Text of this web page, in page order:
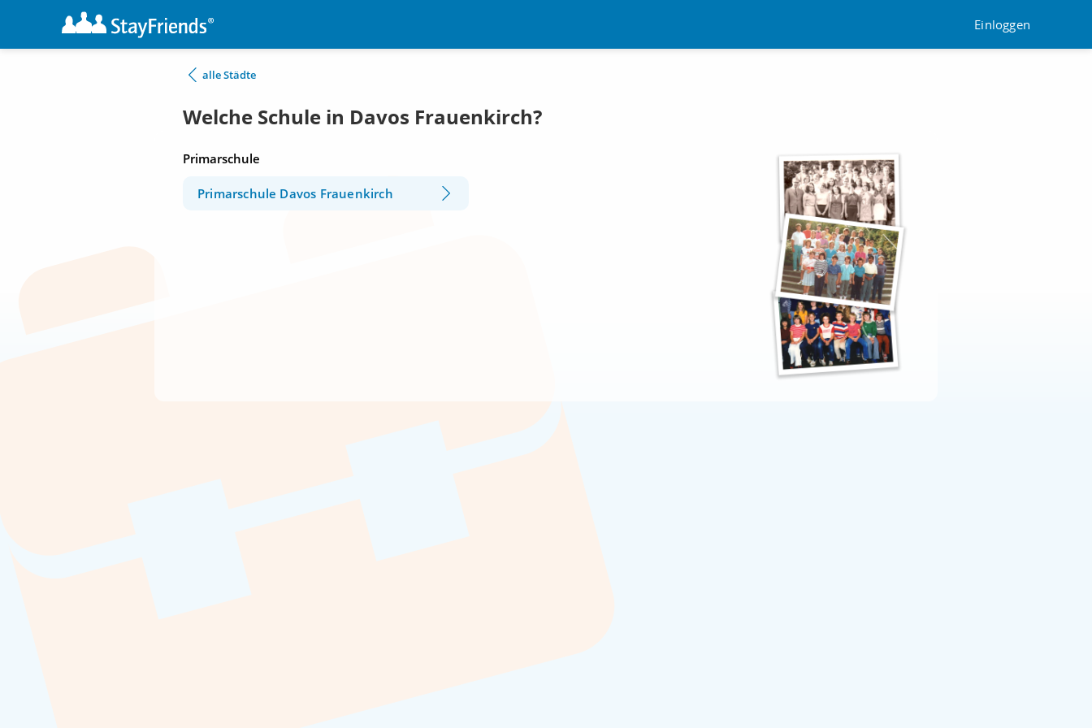
Einloggen
alle Städte
Welche Schule in Davos Frauenkirch?
Primarschule
Primarschule Davos Frauenkirch